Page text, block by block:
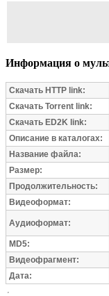
Информация о
Скачать HTTP link:
Скачать Torrent link:
Скачать ED2K link:
Описание в каталогах:
Название файла:
Размер:
Продолжительность:
Видеоформат:
Аудиоформат:
MD5:
Видеофрагмент:
Дата: